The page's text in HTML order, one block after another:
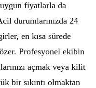
fiyatlarla da
durumlarınızda 24
en kısa sürede
Profesyonel ekibin
açmak veya kilit
bir sıkıntı olmaktan